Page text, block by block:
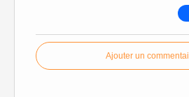
Ajouter un